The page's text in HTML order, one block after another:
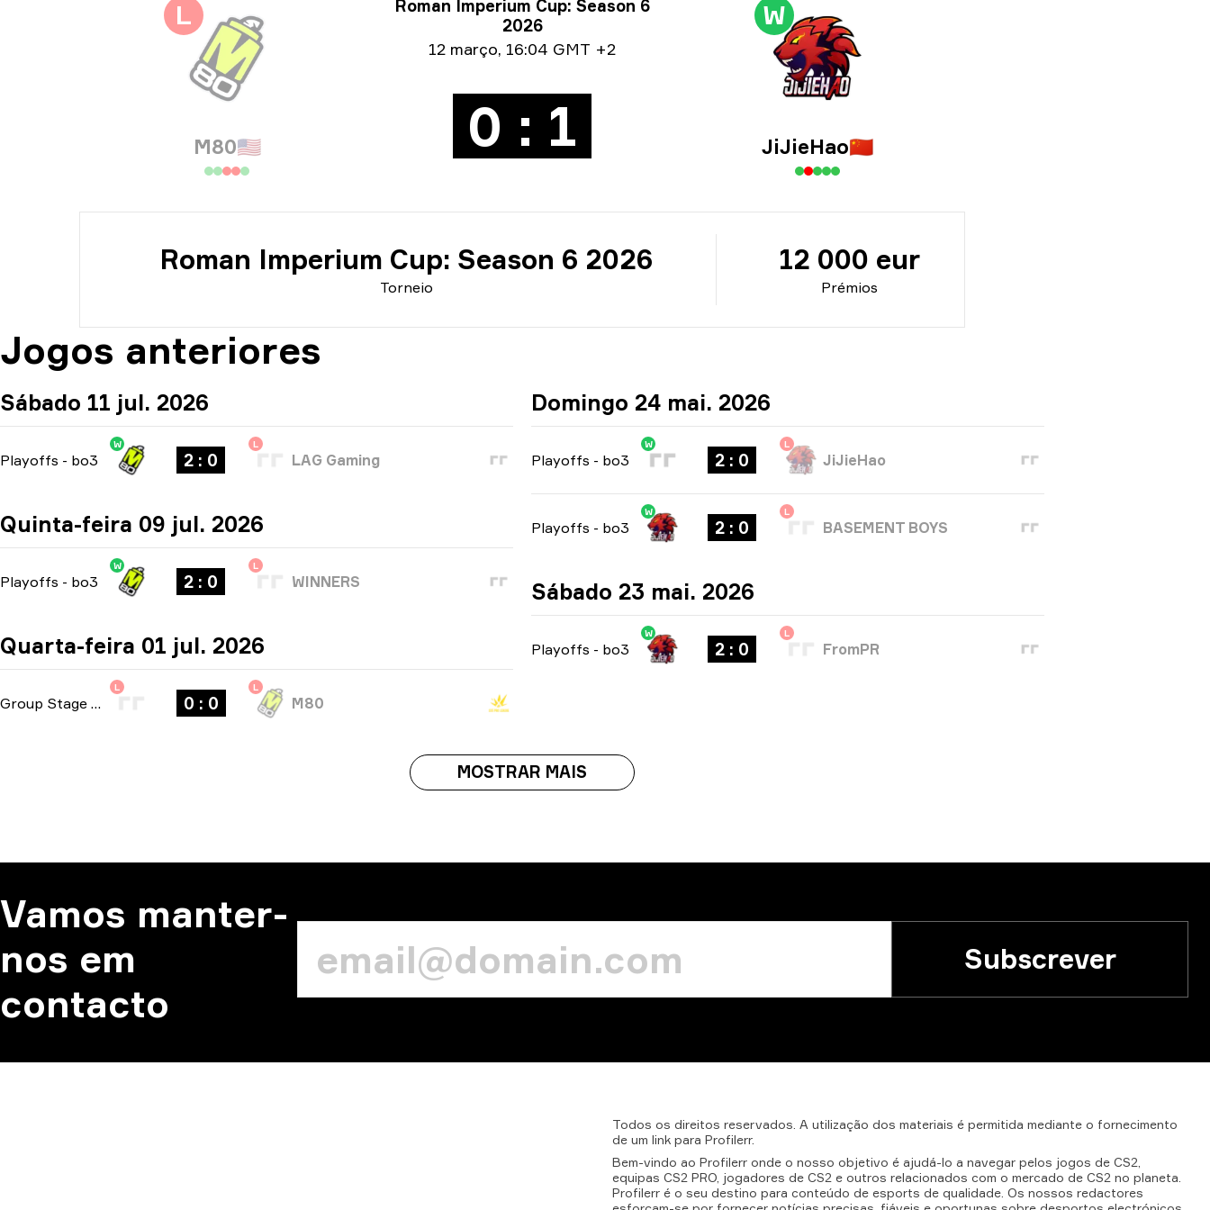
Informações sobre o torneio
Roman Imperium Cup: Season 6
2026
Date info12 março, 16:04 GMT +2
L
M80🇺🇸 0 : 1
W
JiJieHao🇨🇳
Torneio
Roman Imperium Cup: Season 6 2026
Prémios
12 000 eur
Jogos anteriores
Sábado 11 jul. 2026
Playoffs - bo3
W
2 : 0
L
LAG Gaming
Quinta-feira 09 jul. 2026
Playoffs - bo3
W
2 : 0
L
WINNERS
Quarta-feira 01 jul. 2026
Group Stage
L
0 : 0
L
M80
Domingo 24 mai. 2026
Playoffs - bo3
W
2 : 0
L
JiJieHao
Playoffs - bo3
W
2 : 0
L
BASEMENT BOYS
Sábado 23 mai. 2026
Playoffs - bo3
W
2 : 0
L
FromPR
MOSTRAR MAIS
Vamos manter-
nos em
contacto
Subscrever
Todos os direitos reservados. A utilização dos materiais é permitida mediante o fornecimento
de um link para Profilerr.
Bem-vindo ao Profilerr onde o nosso objetivo é ajudá-lo a navegar pelos jogos de CS2,
equipas CS2 PRO, jogadores de CS2 e outros relacionados com o mercado de CS2 no planeta.
Profilerr é o seu destino para conteúdo de esports de qualidade. Os nossos redactores